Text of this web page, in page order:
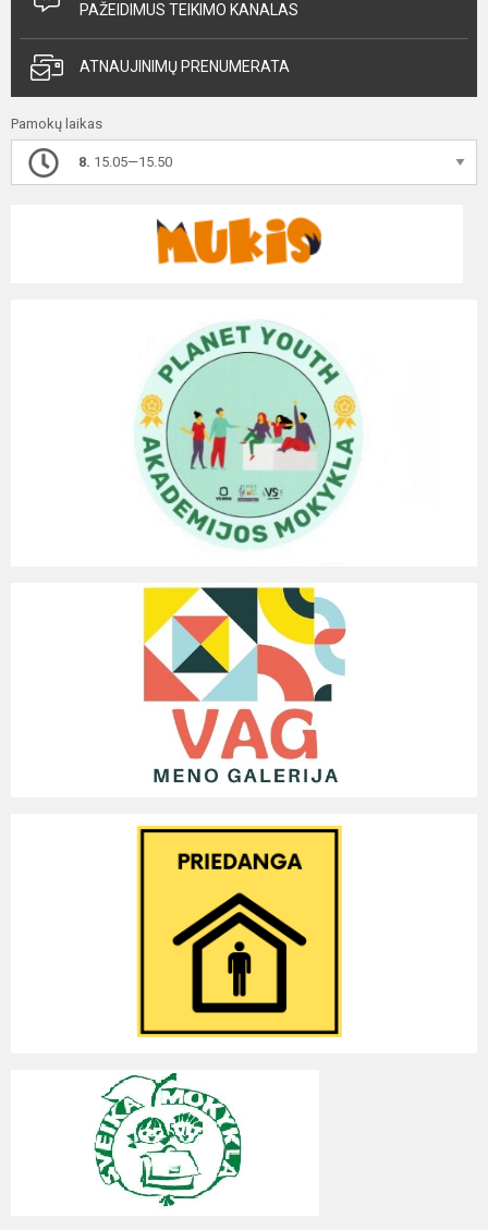
PAŽEIDIMUS TEIKIMO KANALAS
ATNAUJINIMŲ PRENUMERATA
Pamokų laikas
8. 15.05—15.50